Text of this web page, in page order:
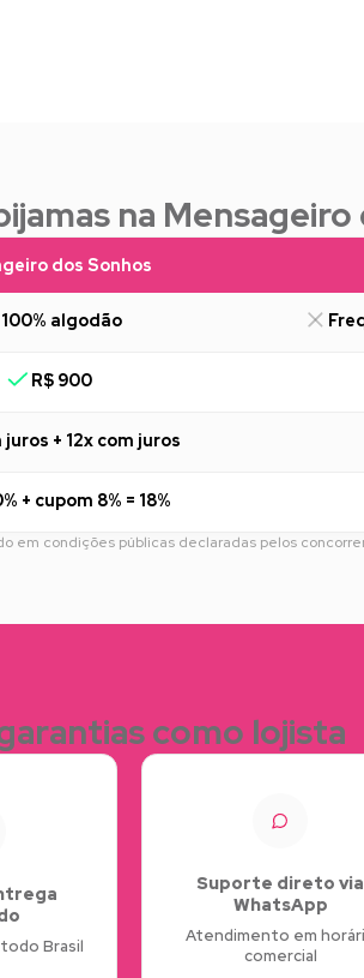
na
dos Sonhos
100% algodão
R$ 900
juros + 12x com juros
+ cupom 8% = 18%
em condições públicas declaradas pelos
como lojista
Brasil
Suporte direto via
WhatsApp
Atendimento em
comercial